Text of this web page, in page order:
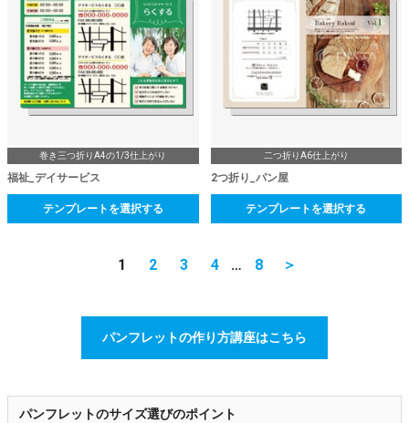
巻き三つ折りA4の1/3仕上がり
福祉_デイサービス
テンプレートを選択する
二つ折りA6仕上がり
2つ折り_パン屋
テンプレートを選択する
1 2 3 4 … 8 ＞
パンフレットの作り方講座はこちら
パンフレットのサイズ選びのポイント